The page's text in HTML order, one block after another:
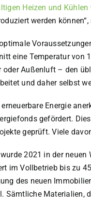
Heizen und Kühlen
werden können“,
eine Temperatur
oder Außenluft – den
und daher selbst
Energie
gefördert.
geprüft. Viele
2021 in der
im Vollbetrieb bis zu
des neuen
Sämtliche Materialien,